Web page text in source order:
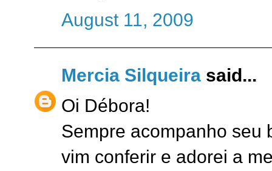
August 11, 2009
Mercia Silqueira said...
Oi Débora!
Sempre acompanho seu
vim conferir e adorei a